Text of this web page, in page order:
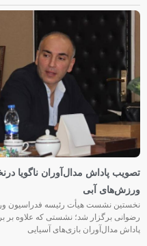
تصویب پاداش مدال‌آوران ناگویا
ورزش‌های آبی
نخستین نشست هیأت رئیسه فدراسیون
رضوانی برگزار شد؛ نشستی که علاوه بر
پاداش مدال‌آوران بازی‌های آسیایی